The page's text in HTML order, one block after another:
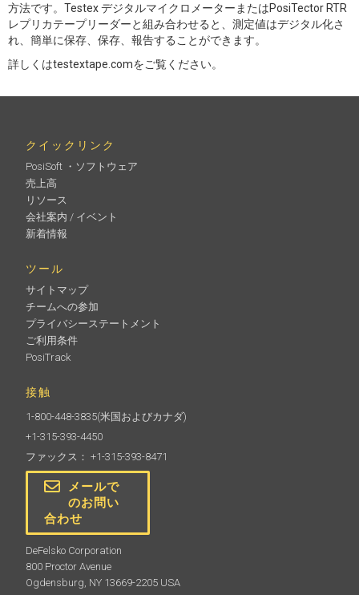
方法です。Testex デジタルマイクロメーターまたはPosiTector RTR
レプリカテープリーダーと組み合わせると、測定値はデジタル化さ
れ、簡単に保存、保存、報告することができます。
詳しくはtestextape.comをご覧ください。
クイックリンク
PosiSoft ・ソフトウェア
売上高
リソース
会社案内 / イベント
新着情報
ツール
サイトマップ
チームへの参加
プライバシーステートメント
ご利用条件
PosiTrack
接触
1-800-448-3835(米国およびカナダ)
+1-315-393-4450
ファックス： +1-315-393-8471
メールで
のお問い
合わせ
DeFelsko Corporation
800 Proctor Avenue
Ogdensburg, NY 13669-2205 USA